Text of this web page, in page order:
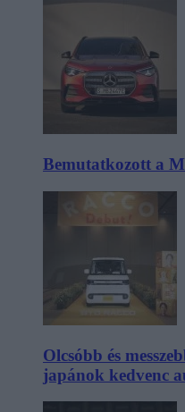
Bemutatkozott a
Olcsóbb és
japánok kedvenc